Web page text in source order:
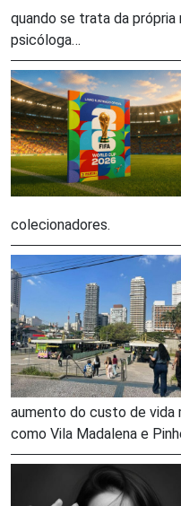
quando se trata da própria
psicóloga…
colecionadores.
aumento do custo de vida
como Vila Madalena e